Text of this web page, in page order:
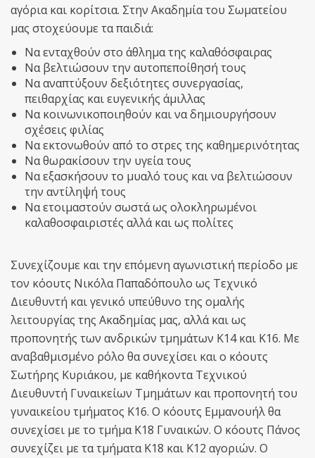
αγόρια και κορίτσια. Στην Ακαδηµία του Σωµατείου
µας στοχεύουµε τα παιδιά:
Να ενταχθούν στο άθληµα της καλαθόσφαιρας
Να βελτιώσουν την αυτοπεποίθησή τους
Να αναπτύξουν δεξιότητες συνεργασίας,
πειθαρχίας και ευγενικής άµιλλας
Να κοινωνικοποιηθούν και να δηµιουργήσουν
σχέσεις φιλίας
Να εκτονωθούν από το στρες της καθηµερινότητας
Να θωρακίσουν την υγεία τους
Να εξασκήσουν το µυαλό τους και να βελτιώσουν
την αντίληψή τους
Να ετοιµαστούν σωστά ως ολοκληρωµένοι
καλαθοσφαιριστές αλλά και ως πολίτες
Συνεχίζουμε και την επόμενη αγωνιστική περίοδο με
τον κόουτς Νικόλα Παπαδόπουλο ως Τεχνικό
Διευθυντή και γενικό υπεύθυνο της ομαλής
λειτουργίας της Ακαδημίας μας, αλλά και ως
προπονητής των ανδρικών τμημάτων Κ14 και Κ16. Με
αναβαθμισμένο ρόλο θα συνεχίσει και ο κόουτς
Σωτήρης Κυριάκου, με καθήκοντα Τεχνικού
Διευθυντή Γυναικείων Τμημάτων και προπονητή του
γυναικείου τμήματος Κ16. Ο κόουτς Εμμανουήλ θα
συνεχίσει με το τμήμα Κ18 Γυναικών. Ο κόουτς Πάνος
συνεχίζει με τα τμήματα Κ18 και Κ12 αγοριών. Ο